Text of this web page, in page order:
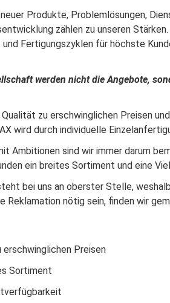
Produkte, Problemlösungen,
zählen zu unseren
Fertigungszyklen für höchste
werden nicht die Angebote,
zu erschwinglichen Preisen
wird durch individuelle
Ambitionen sind wir immer darum
ein breites Sortiment und eine
bei uns an oberster Stelle,
Reklamation nötig sein, finden wir
erschwinglichen Preisen
Sortiment